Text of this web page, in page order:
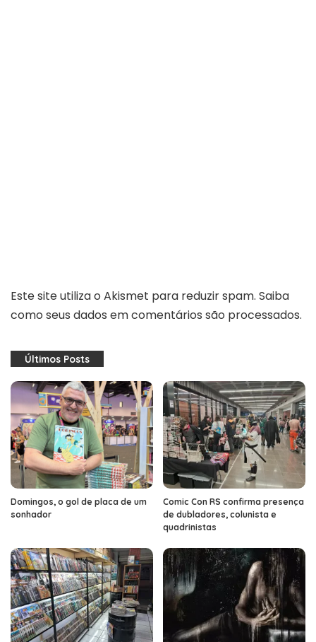
Este site utiliza o Akismet para reduzir spam. Saiba
como seus dados em comentários são processados.
Últimos Posts
Domingos, o gol de placa de um
sonhador
Comic Con RS confirma presença
de dubladores, colunista e
quadrinistas